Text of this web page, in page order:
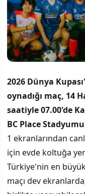
2026 Dünya
oynadığı maç, 14
saatiyle 07.00'de
BC Place
1 ekranlarından
için evde koltuğa
Türkiye'nin en
maçı dev